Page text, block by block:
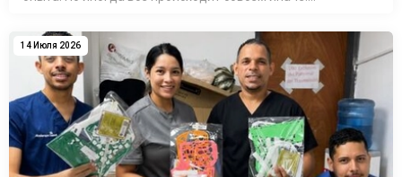
домой после школы, чтобы …
14 Июля 2026